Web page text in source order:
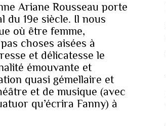
Ariane Rousseau porte
du 19e siècle. Il nous
où être femme,
choses aisées à
et délicatesse le
émouvante et
quasi gémellaire et
et de musique (avec
qu’écrira Fanny) à